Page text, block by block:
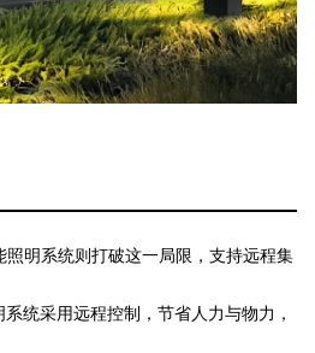
明系统则打破这一局限，支持远程集
统采用远程控制，节省人力与物力，